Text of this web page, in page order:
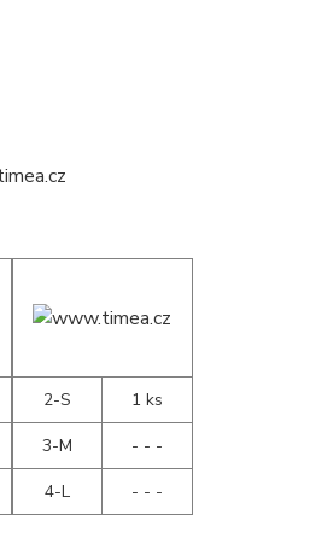
2-S
1 ks
3-M
- - -
4-L
- - -